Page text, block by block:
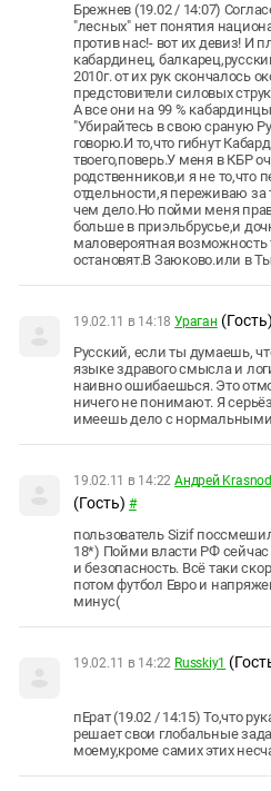
Брежнев (19.02 / 14:07)
"лесных" нет понятия
против нас!- вот их девиз! И
кабардинец,
2010г. от их рук скончалось
предстовители силовых
А все они на 99 %
"Убирайтесь в свою сраную
говорю.И то,что гибнут
твоего,поверь.У меня в КБР
родственников,и я не то,что
отдельности,я переживаю за
чем дело.Но пойми меня
больше в приэльбрусье,и
маловероятная возможность
остановят.В Заюково.или в
19.02.11 в 14:18 Ураган (Гость)
Русский, если ты думаешь,
языке здравого смысла и
наивно ошибаешься. Это
ничего не понимают. Я
имеешь дело с
19.02.11 в 14:22 Андрей
(Гость) #
пользователь Sizif
18*) Пойми власти РФ сейчас
и безопасность. Всё таки
потом футбол Евро и
минус(
19.02.11 в 14:22 Russkiy1
пЕрат (19.02 / 14:15) То,что
решает свои глобальные
моему,кроме самих этих